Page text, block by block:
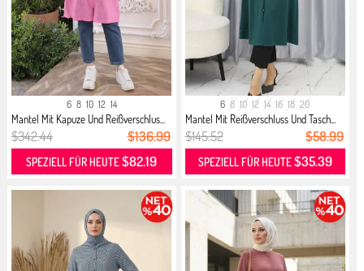
6 8 10 12 14
Mantel Mit Kapuze Und Reißverschlus...
$342.44 $136.99
SPEZIELL FÜR HEUTE$82.19
6 8 10 12 14 16 18 20
Mantel Mit Reißverschluss Und Tasch...
$145.52 $58.99
SPEZIELL FÜR HEUTE$35.39